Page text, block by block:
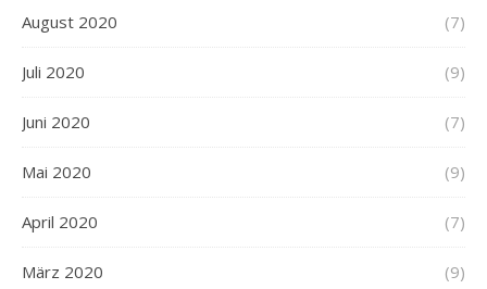
August 2020 (7)
Juli 2020 (9)
Juni 2020 (7)
Mai 2020 (9)
April 2020 (7)
März 2020 (9)